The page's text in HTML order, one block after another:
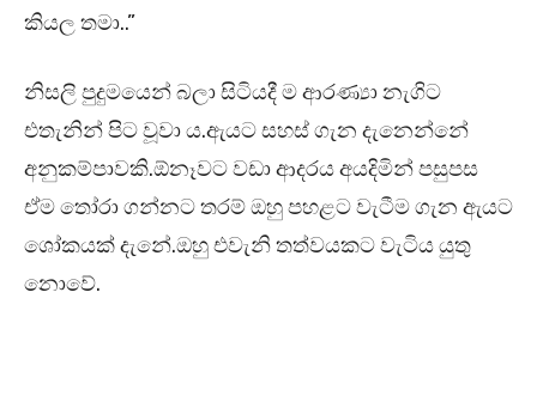
කියල තමා..”
නිසලි පුදුමයෙන් බලා සිටියදී ම ආරණ්‍යා නැගිට
එතැනින් පිට වූවා ය.ඇයට සහස් ගැන දැනෙන්නේ
අනුකම්පාවකි.ඕනෑවට වඩා ආදරය අයදිමින් පසුපස
ඒම තෝරා ගන්නට තරම් ඔහු පහළට වැටීම ගැන ඇයට
ශෝකයක් දැනේ.ඔහු එවැනි තත්වයකට වැටිය යුතු
නොවේ.